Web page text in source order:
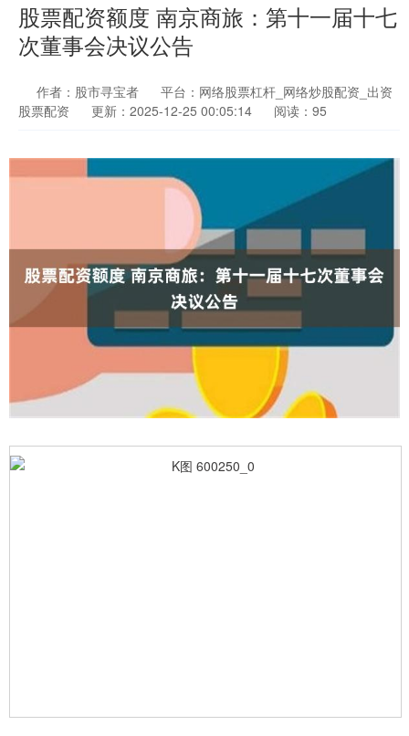
股票配资额度 南京商旅：第十一届十七
次董事会决议公告
作者：股市寻宝者
平台：网络股票杠杆_网络炒股配资_出资
股票配资
更新：2025-12-25 00:05:14 阅读：95